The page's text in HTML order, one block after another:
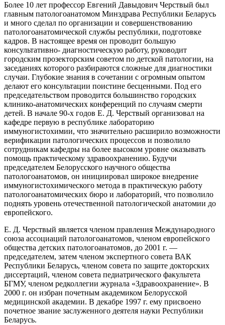
Более 10 лет профессор Евгений Давыдович Черствый был
главным патологоанатомом Минздрава Республики Беларусь
и много сделал по организации и совершенствованию
патологоанатомической службы республики, подготовке
кадров. В настоящее время он проводит большую
консультативно- диагностическую работу, руководит
городским прозекторским советом по детской патологии, на
заседаниях которого разбираются сложные для диагностики
случаи. Глубокие знания в сочетании с огромным опытом
делают его консультации поистине бесценными. Под его
председательством проводится большинство городских
клинико-анатомических конференций по случаям смерти
детей. В начале 90-х годов Е. Д. Черствый организовал на
кафедре первую в республике лабораторию
иммуногистохимии, что значительно расширило возможности
верификации патологических процессов и позволило
сотрудникам кафедры на более высоком уровне оказывать
помощь практическому здравоохранению. Будучи
председателем Белорусского научного общества
патологоанатомов, он инициировал широкое внедрение
иммуногистохимического метода в практическую работу
патологоанатомических бюро и лабораторий, что позволило
поднять уровень отечественной патологической анатомии до
европейского.
Е. Д. Черствый является членом правления Международного
союза ассоциаций патологоанатомов, членом европейского
общества детских патологоанатомов, до 2001 г. —
председателем, затем членом экспертного совета ВАК
Республики Беларусь, членом совета по защите докторских
диссертаций, членом совета педиатрического факультета
БГМУ, членом редколлегии журнала «Здравоохранение». В
2000 г. он избран почетным академиком Белорусской
медицинской академии. В декабре 1997 г. ему присвоено
почетное звание заслуженного деятеля науки Республики
Беларусь.